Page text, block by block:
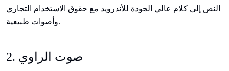
النص إلى كلام عالي الجودة للأندرويد مع حقوق الاستخدام التجاري
وأصوات طبيعية.
2. صوت الراوي